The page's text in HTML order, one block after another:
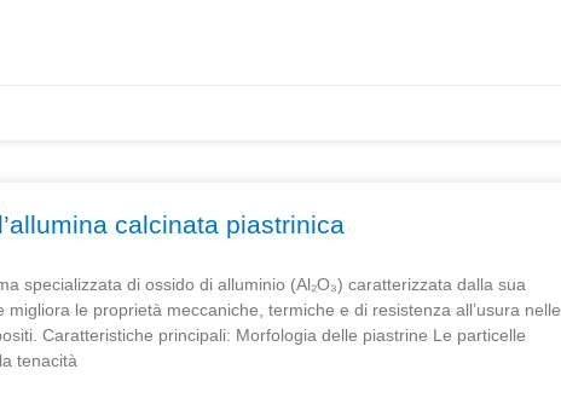
calcinata piastrinica
specializzata di ossido di alluminio (Al₂O₃) caratterizzata dalla sua
le proprietà meccaniche, termiche e di resistenza all’usura nelle
Caratteristiche principali: Morfologia delle piastrine Le particelle
tenacità